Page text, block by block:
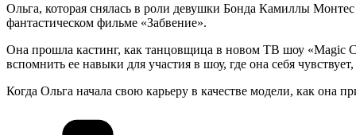
Ольга, которая снялась в роли девушки Бонда Камиллы
фантастическом фильме «Забвение».
Она прошла кастинг, как танцовщица в новом ТВ шоу «Magic
вспомнить ее навыки для участия в шоу, где она себя
Когда Ольга начала свою карьеру в качестве модели, как она